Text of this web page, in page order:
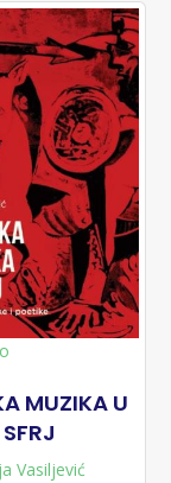
MUZIKA U
SFRJ
Vasiljević